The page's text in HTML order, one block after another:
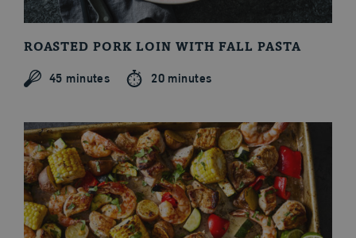
ROASTED PORK LOIN WITH FALL PASTA
45 minutes 20 minutes